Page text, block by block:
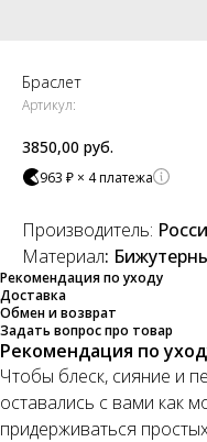
Браслет
Артикул:
3850,00 руб.
963 ₽ × 4 платежа
Производитель:
Материал:
Рекомендация по уходу
Доставка
Обмен и возврат
Задать вопрос про товар
Рекомендация по
Чтобы блеск, сияние и
оставались с вами как
придерживаться